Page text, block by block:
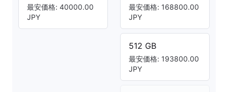
最安価格: 40000.00
JPY
最安価格: 168800.00
JPY
512 GB
最安価格: 193800.00
JPY